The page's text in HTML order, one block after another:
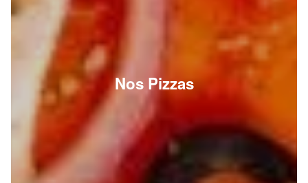
Nos Pizzas